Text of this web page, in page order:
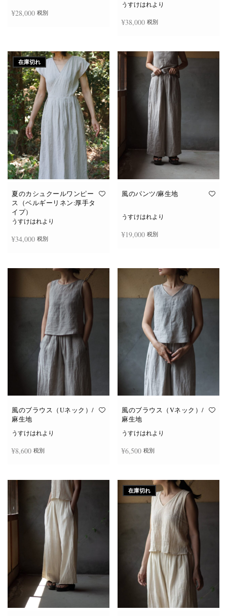
ら
選
択
で
き
ま
す
ら
選
択
で
き
ま
す
¥28,000 税別
うすけはれより
¥38,000 税別
在庫切れ
夏のカシュクールワンピー
ス（ベルギーリネン:厚手タ
イプ）
うすけはれより
¥34,000 税別
風のパンツ/麻生地
うすけはれより
¥19,000 税別
風のブラウス（Uネック）/
麻生地
うすけはれより
¥8,600 税別
の
商
品
に
は
複
数
の
バ
リ
エ
ー
シ
ョ
ン
が
あ
ま
風のブラウス（Vネック）/
麻生地
うすけはれより
¥6,500 税別
の
商
品
に
は
複
数
の
バ
リ
エ
ー
シ
ョ
ン
が
あ
り
ま
在庫切れ